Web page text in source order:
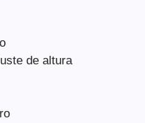
de altura